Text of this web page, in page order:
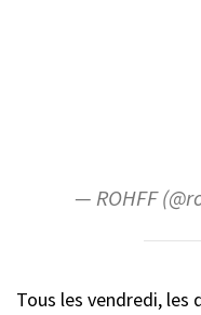
— ROHFF
Tous les vendredi,